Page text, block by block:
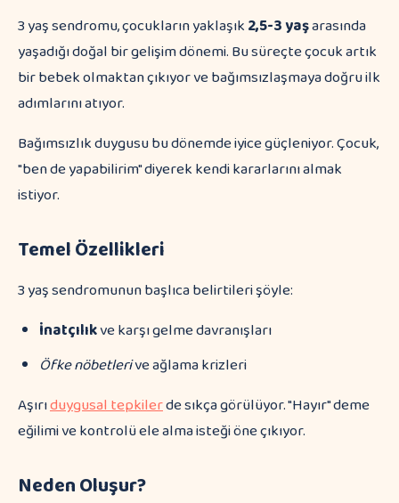
3 yaş sendromu, çocukların yaklaşık2,5-3 yaşarasında
yaşadığı doğal bir gelişim dönemi. Bu süreçte çocuk artık
bir bebek olmaktan çıkıyor ve bağımsızlaşmaya doğru ilk
adımlarını atıyor.
Bağımsızlık duygusu bu dönemde iyice güçleniyor. Çocuk,
"ben de yapabilirim" diyerek kendi kararlarını almak
istiyor.
Temel Özellikleri
3 yaş sendromunun başlıca belirtileri şöyle:
İnatçılıkve karşı gelme davranışları
Öfke nöbetlerive ağlama krizleri
Aşırıduygusal tepkilerde sıkça görülüyor. "Hayır" deme
eğilimi ve kontrolü ele alma isteği öne çıkıyor.
Neden Oluşur?